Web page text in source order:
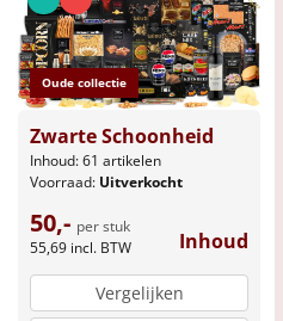
Oude collectie
Zwarte Schoonheid
Inhoud: 61 artikelen
Voorraad: Uitverkocht
50,- per stuk
55,69 incl. BTW Inhoud
Vergelijken